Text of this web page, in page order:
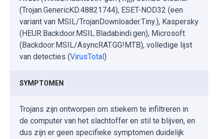
(Trojan.GenericKD.48821744), ESET-NOD32 (een
variant van MSIL/TrojanDownloader.Tiny.), Kaspersky
(HEUR:Backdoor.MSIL.Bladabindi.gen), Microsoft
(Backdoor:MSIL/AsyncRAT.GG!MTB), volledige lijst
van detecties (VirusTotal )
SYMPTOMEN
Trojans zijn ontworpen om stiekem te infiltreren in
de computer van het slachtoffer en stil te blijven, en
dus zijn er geen specifieke symptomen duidelijk